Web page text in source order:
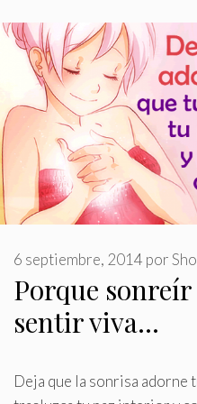
Porque sonreír
sentir viva…
6 septiembre, 2014 por
Deja que la sonrisa adorne